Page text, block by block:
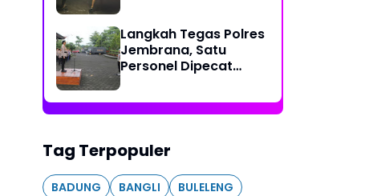
Langkah Tegas Polres
Jembrana, Satu
Personel Dipecat
Tag Terpopuler
BADUNG BANGLI
BULELENG